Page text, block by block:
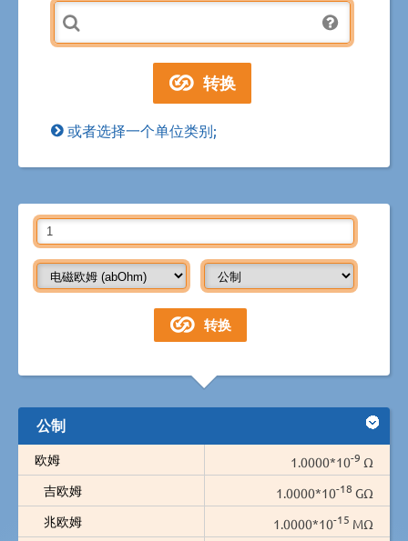
或者选择一个单位类别;
公制
欧姆 1.0000*10-9 Ω
吉欧姆
1.0000*10-18 GΩ
兆欧姆
1.0000*10-15 MΩ